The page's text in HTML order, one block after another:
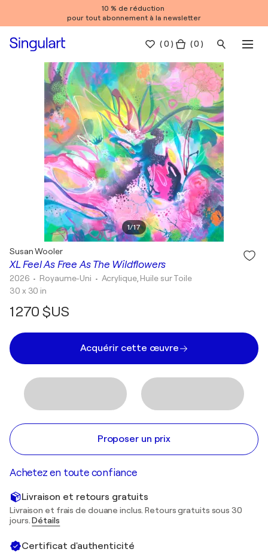
10 % de réduction
pour tout abonnement à la newsletter
(0 ) ( 0 )
1/17
XL Feel As Free As The Wildflowers
Susan Wooler
2026 • Royaume-Uni • Acrylique, Huile sur Toile
30 x 30 in
1 270 $US
Acquérir cette œuvre
Proposer un prix
Achetez en toute confiance
Livraison et retours gratuits
Livraison et frais de douane inclus. Retours gratuits sous 30
jours.Détails
Certificat d'authenticité